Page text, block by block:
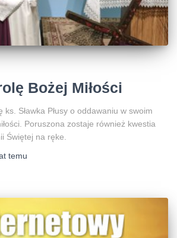
Bożej Miłości
Sławka Płusy o oddawaniu w swoim
Poruszona zostaje również kwestia
Świętej na ręke.
temu